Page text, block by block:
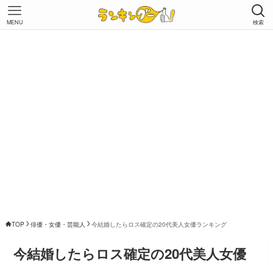
検索
MENU
TOP 俳優・女優・芸能人 今結婚したらロス確定の20代美人女優ランキング
今結婚したらロス確定の20代美人女優